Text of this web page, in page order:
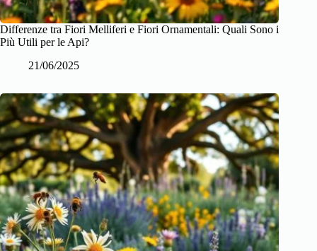
Differenze tra Fiori Melliferi e Fiori Ornamentali: Quali Sono i
Più Utili per le Api?
21/06/2025